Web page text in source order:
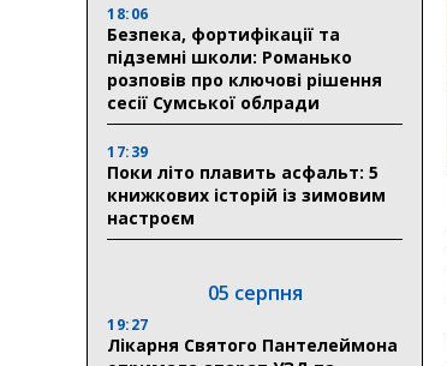
18:06
Безпека, фортифікації та
підземні школи: Романько
розповів про ключові рішення
сесії Сумської облради
17:39
Поки літо плавить асфальт: 5
книжкових історій із зимовим
настроєм
05 серпня
19:27
Лікарня Святого Пантелеймона